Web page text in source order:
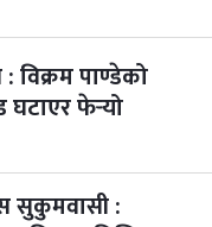
२ महिना बाँकी
विक्रम पाण्डेको
फेर्‍यो
सुकुमवासी :